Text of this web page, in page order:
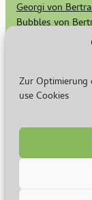
Zur Optimierung
use Cookies
Georgi von
Bubbles von
Scotts Secret
Rasse & Zucht
Basset Welpen